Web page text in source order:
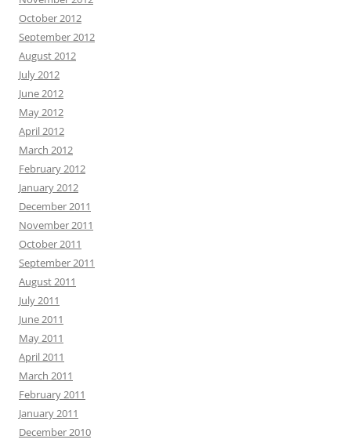
October 2012
September 2012
August 2012
July 2012
June 2012
May 2012
April 2012
March 2012
February 2012
January 2012
December 2011
November 2011
October 2011
September 2011
August 2011
July 2011
June 2011
May 2011
April 2011
March 2011
February 2011
January 2011
December 2010